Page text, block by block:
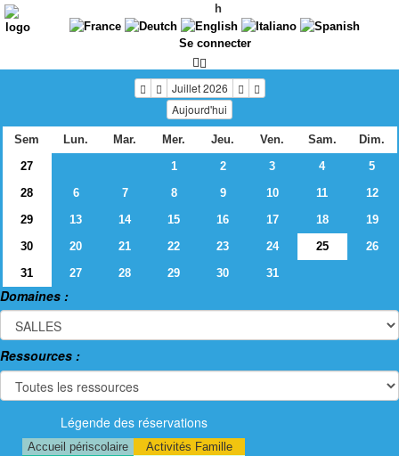
h
Se connecter
Juillet 2026
Aujourd'hui
Sem Lun. Mar. Mer. Jeu. Ven. Sam.
Dim.
27
1 2 3 4
5
28
6 7 8 9 10 11
12
29
13 14 15 16 17 18
19
30
20 21 22 23 24 25
26
31
27 28 29 30 31
Domaines :
Ressources :
Légende des réservations
Accueil périscolaire
Activités Famille